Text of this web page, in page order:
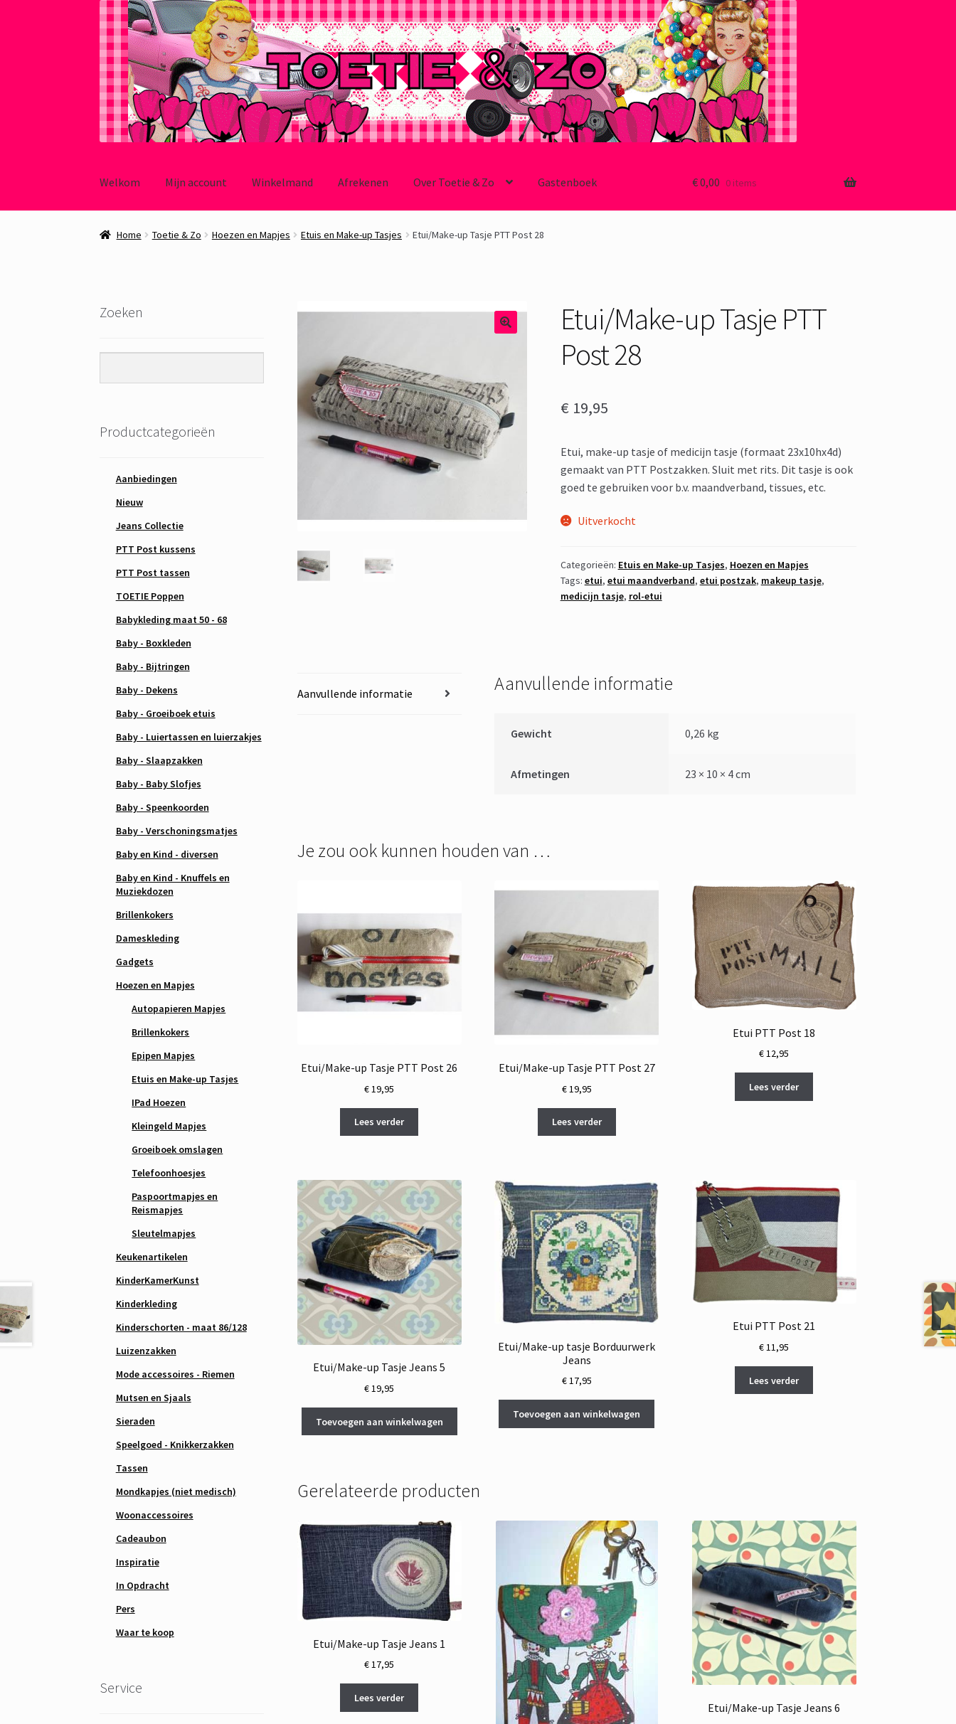
door
naar
Welkom Mijn account Winkelmand Afrekenen Over Toetie & Zo Gastenboek €0,00 0 items
Home Toetie & Zo Hoezen en Mapjes Etuis en Make-up Tasjes Etui/Make-up Tasje PTT Post 28
Etui/Make-up Tasje PTT
Post 28
€ 19,95
Etui, make-up tasje of medicijn tasje (formaat 23x10hx4d)
gemaakt van PTT Postzakken. Sluit met rits. Dit tasje is ook
goed te gebruiken voor b.v. maandverband, tissues, etc.
Uitverkocht
Categorieën: Etuis en Make-up Tasjes, Hoezen en Mapjes
Tags: etui, etui maandverband, etui postzak, makeup tasje,
medicijn tasje, rol-etui
Aanvullende informatie Aanvullende informatie
Gewicht 0,26 kg
Afmetingen 23 × 10 × 4 cm
Je zou ook kunnen houden van …
Etui/Make-up Tasje PTT Post 26
€ 19,95
Lees verder
Etui/Make-up Tasje PTT Post 27
€19,95
Lees verder
Etui PTT Post 18
€12,95
Lees verder
Etui/Make-up Tasje Jeans 5
€19,95
Toevoegen aan winkelwagen
Etui/Make-up tasje Borduurwerk
Jeans
€17,95
Toevoegen aan winkelwagen
Etui PTT Post 21
€11,95
Lees verder
Gerelateerde producten
Etui/Make-up Tasje Jeans 1
€17,95
Lees verder
Etui/Make-up Tasje Jeans 6
Zoeken
Productcategorieën
Aanbiedingen
Nieuw
Jeans Collectie
PTT Post kussens
PTT Post tassen
TOETIE Poppen
Babykleding maat 50 - 68
Baby - Boxkleden
Baby - Bijtringen
Baby - Dekens
Baby - Groeiboek etuis
Baby - Luiertassen en luierzakjes
Baby - Slaapzakken
Baby - Baby Slofjes
Baby - Speenkoorden
Baby - Verschoningsmatjes
Baby en Kind - diversen
Baby en Kind - Knuffels en
Muziekdozen
Brillenkokers
Dameskleding
Gadgets
Hoezen en Mapjes
Autopapieren Mapjes
Brillenkokers
Epipen Mapjes
Etuis en Make-up Tasjes
IPad Hoezen
Kleingeld Mapjes
Groeiboek omslagen
Telefoonhoesjes
Paspoortmapjes en
Reismapjes
Sleutelmapjes
Keukenartikelen
KinderKamerKunst
Kinderkleding
Kinderschorten - maat 86/128
Luizenzakken
Mode accessoires - Riemen
Mutsen en Sjaals
Sieraden
Speelgoed - Knikkerzakken
Tassen
Mondkapjes (niet medisch)
Woonaccessoires
Cadeaubon
Inspiratie
In Opdracht
Pers
Waar te koop
Service